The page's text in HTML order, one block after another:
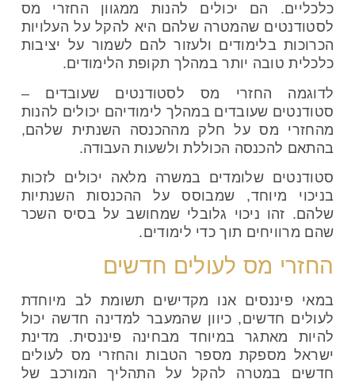
כלכליים. הם יכולים להנות ממגוון החזרי מס
לסטודנטים שהמטרה שלהם היא להקל על העלויות
הכרוכות בלימודים ולעזור להם לשמור על יציבות
כלכלית טובה יותר במהלך תקופת הלימודים.
לדוגמה החזרי מס לסטודנטים שעובדים –
סטודנטים שעובדים במהלך לימודיהם יכולים להנות
מהחזרי מס על חלק מההכנסה השנתית שלהם,
בהתאם להכנסה הכוללת ולשעות העבודה.
סטודנטים שלומדים במשרה מלאה יכולים לזכות
בניכוי מיוחד, שמבוסס על ההכנסות השנתיות
שלהם. זהו ניכוי גלובלי שמחושב על בסיס השכר
שהם מרוויחים תוך כדי לימודים.
החזרי מס לעולים חדשים
במאי פיננסים אנו מקדישים תשומת לב מיוחדת
לעולים חדשים, כיוון שהמעבר למדינה חדשה יכול
להיות מאתגר במיוחד מבחינה פיננסית. מדינת
ישראל מספקת מספר הטבות והחזרי מס לעולים
חדשים במטרה להקל על התהליך המורכב של